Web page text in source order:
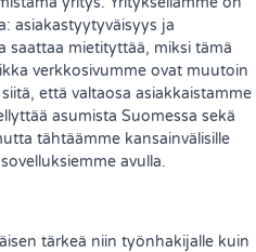
asiakastyytyväisyys ja
saattaa mietityttää, miksi tämä
verkkosivumme ovat muutoin
että valtaosa asiakkaistamme
asumista Suomessa sekä
tähtäämme kansainvälisille
avulla.
tärkeä niin työnhakijalle kuin